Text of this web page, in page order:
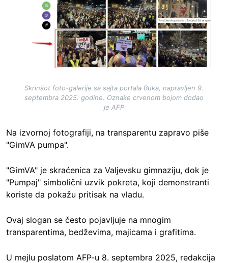
Skrinšot foto-galerije sa sajta portala Buka, napravljen 9.
septembra 2025. godine. Oznake crvenom bojom dodao
je AFP
Na izvornoj fotografiji, na transparentu zapravo piše
"GimVA pumpa".
"GimVA" je skraćenica za Valjevsku gimnaziju, dok je
"Pumpaj" simbolični uzvik pokreta, koji demonstranti
koriste da pokažu pritisak na vladu.
Ovaj slogan se često pojavljuje na mnogim
transparentima, bedževima, majicama i grafitima.
U mejlu poslatom AFP-u 8. septembra 2025, redakcija